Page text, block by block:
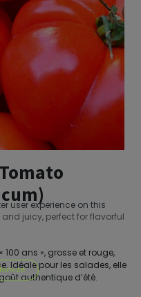
juicy, perfect for flavorful
ans », grosse et rouge,
Idéale pour les salades, elle
authentique d’été.
user experience on this